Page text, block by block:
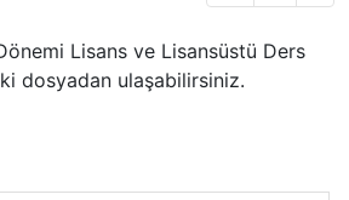
Lisans ve Lisansüstü Ders
dosyadan ulaşabilirsiniz.